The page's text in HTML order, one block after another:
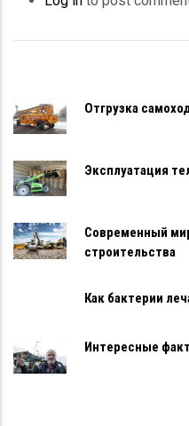
Отгрузка
Эксплуатация
Современный
строительства
Как бактерии
Интересные